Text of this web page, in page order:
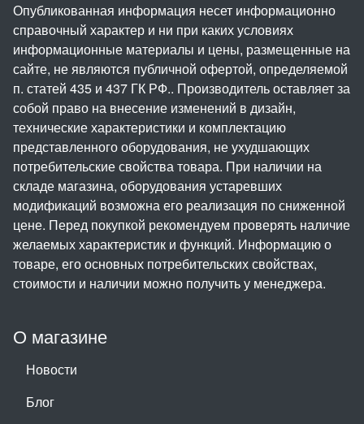
О магазине
Новости
Блог
Опубликованная информация несет информационно
справочный характер и ни при каких условиях
информационные материалы и цены, размещенные на
сайте, не являются публичной офертой, определяемой
п. статей 435 и 437 ГК РФ.. Производитель оставляет за
собой право на внесение изменений в дизайн,
технические характеристики и комплектацию
представленного оборудования, не ухудшающих
потребительские свойства товара. При наличии на
складе магазина, оборудования устаревших
модификаций возможна его реализация по сниженной
цене. Перед покупкой рекомендуем проверять наличие
желаемых характеристик и функций. Информацию о
товаре, его основных потребительских свойствах,
стоимости и наличии можно получить у менеджера.